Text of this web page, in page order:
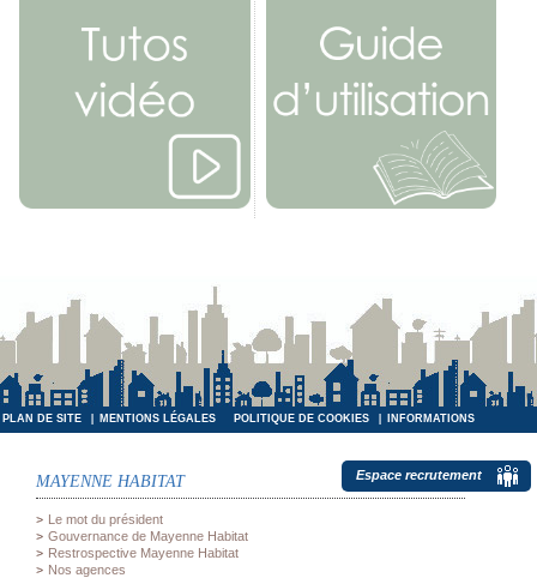
PLAN DE SITE MENTIONS LÉGALES POLITIQUE DE COOKIES
INFORMATIONS
MAYENNE HABITAT
Le mot du président
Gouvernance de Mayenne Habitat
Restrospective Mayenne Habitat
Nos agences
Espace recrutement